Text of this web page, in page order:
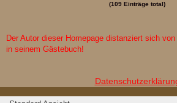
(109 Einträge total)
Der Autor dieser Homepage distanziert sich
in seinem Gästebuch!